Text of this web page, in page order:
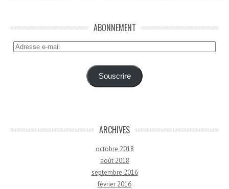
ABONNEMENT
Adresse
Souscrire
ARCHIVES
octobre 2018
août 2018
septembre 2016
février 2016